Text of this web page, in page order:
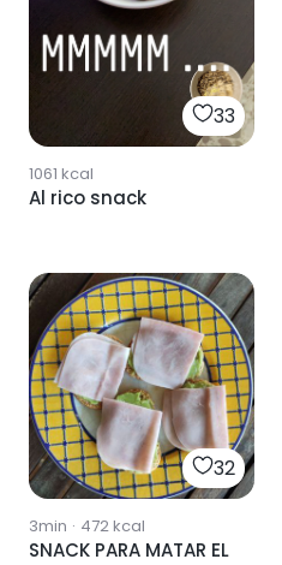
33
1061 kcal
Al rico snack
32
3min · 472kcal
SNACK PARA MATAR EL